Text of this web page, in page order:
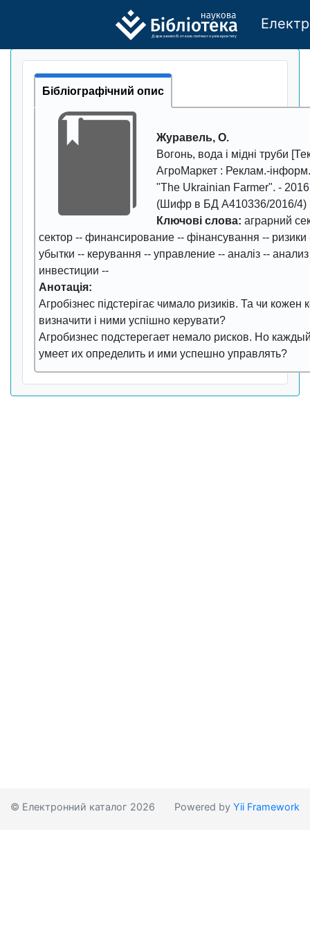
Державного бі отехно логічно го універси тету
Бібліографічний опис
Журавель, О.
Вогонь, вода і мідні труби
АгроМаркет : Реклам.-
"The Ukrainian Farmer". - 2016
(Шифр в БД А410336/2016/4)
Ключові слова: аграрний
сектор -- финансирование -- фінансування -- ризики
убытки -- керування -- управление -- аналіз -- анализ
инвестиции --
Анотація:
Агробізнес підстерігає чимало ризиків. Та чи кожен
визначити і ними успішно керувати?
Агробизнес подстерегает немало рисков. Но
умеет их определить и ими успешно управлять?
© Електронний каталог 2026 Powered by Yii Framework